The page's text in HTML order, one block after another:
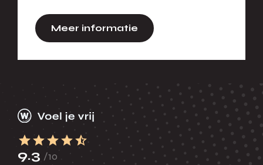
Meer informatie
9.3 /10